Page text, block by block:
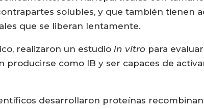
solubles, y que también tienen
que se liberan lentamente.
realizaron un estudioin vitro para
como IB y ser capaces de
desarrollaron proteínas